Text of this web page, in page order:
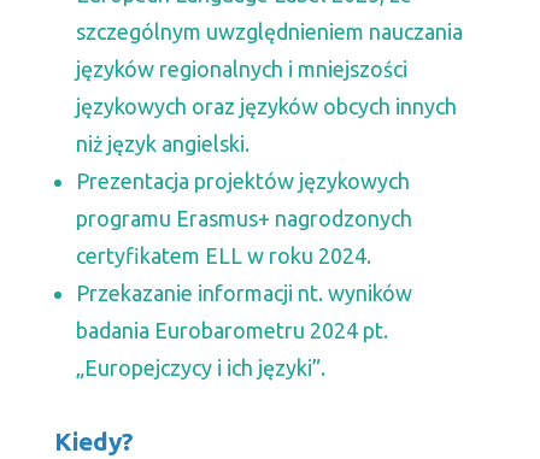
szczególnym uwzględnieniem nauczania
języków regionalnych i mniejszości
językowych oraz języków obcych innych
niż język angielski.
Prezentacja projektów językowych
programu Erasmus+ nagrodzonych
certyfikatem ELL w roku 2024.
Przekazanie informacji nt. wyników
badania Eurobarometru 2024 pt.
„Europejczycy i ich języki”.
Kiedy?